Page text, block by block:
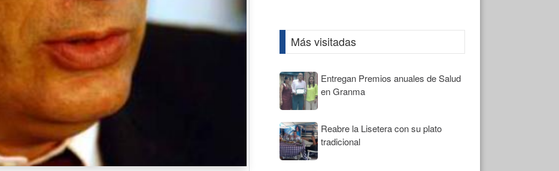
Más visitadas
Entregan Premios anuales de Salud
en Granma
Reabre la Lisetera con su plato
tradicional